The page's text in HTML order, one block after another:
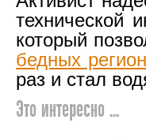
технической
который
бедных
раз и стал
Это интересно ...